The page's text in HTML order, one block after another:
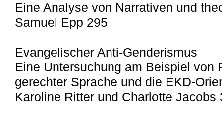
Eine Analyse von Narrativen und
Samuel Epp 295
Evangelischer Anti-Genderismus
Eine Untersuchung am Beispiel von
gerechter Sprache und die EKD-
Karoline Ritter und Charlotte Jacobs